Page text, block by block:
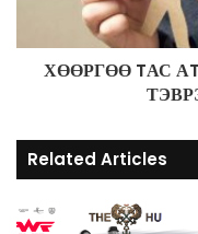
ХӨӨРГӨӨ TАС
Related Articles